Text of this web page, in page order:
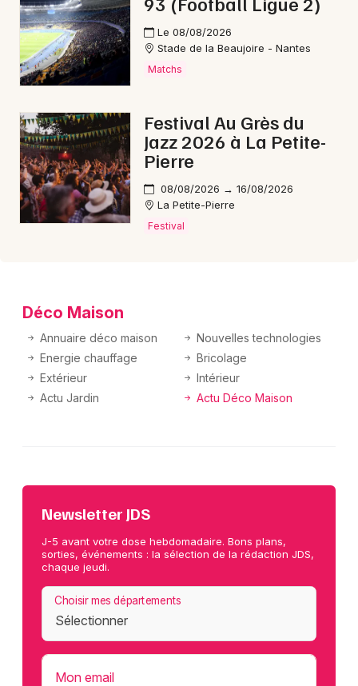
Le 08/08/2026
Stade de la Beaujoire - Nantes
Matchs
Festival Au Grès du
Jazz 2026 à La Petite-
Pierre
08/08/2026 → 16/08/2026
La Petite-Pierre
Festival
Déco Maison
Annuaire déco maison
Nouvelles technologies
Energie chauffage
Bricolage
Extérieur
Intérieur
Actu Jardin
Actu Déco Maison
Newsletter JDS
J-5 avant votre dose hebdomadaire. Bons plans,
sorties, événements : la sélection de la rédaction JDS,
chaque jeudi.
Choisir mes départements
Mon email